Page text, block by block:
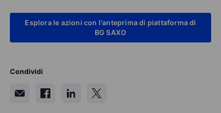
Esplora le azioni con l'anteprima di piattaforma di
BG SAXO
Condividi